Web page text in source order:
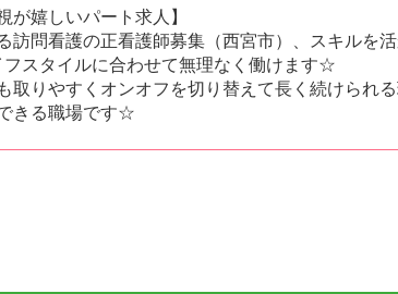
が嬉しいパート求人】
訪問看護の正看護師募集（西宮市）、スキルを
スタイルに合わせて無理なく働けます☆
取りやすくオンオフを切り替えて長く続けられ
きる職場です☆